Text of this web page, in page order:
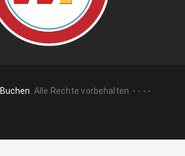
. Alle Rechte vorbehalten. - - - -